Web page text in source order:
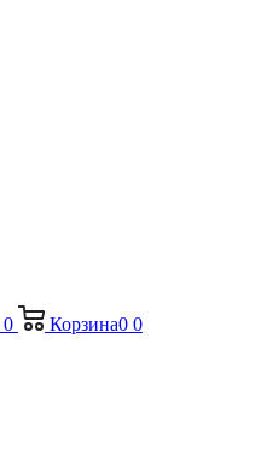
0 Корзина0 0